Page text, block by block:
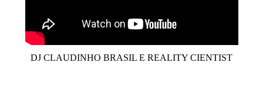
DJ CLAUDINHO BRASIL E REALITY CIENTIST